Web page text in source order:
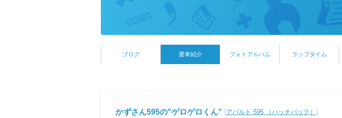
ブログ 愛車紹介 フォトアルバム ラップタイム
かずさん595の"ゲロゲロくん" [アバルト 595 （ハッチバック） ]